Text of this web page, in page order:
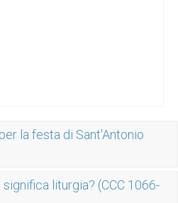
la festa di Sant'Antonio
liturgia? (CCC 1066-